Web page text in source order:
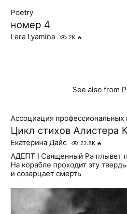
Poetry
номер 4
Lera Lyamina 2K 🔥
See also from
Ассоциация профессиональных
Цикл стихов Алистера
Екатерина Дайс 22.8K 🔥
АДЕПТ I Священный Ра плывет
На корабле проходит эту
и созерцает смерть